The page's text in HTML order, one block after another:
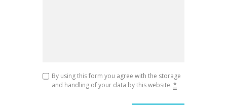
By using this form you agree with the storage
and handling of your data by this website. *